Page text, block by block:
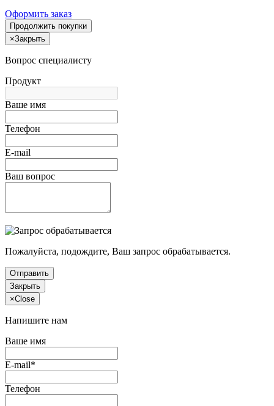
Оформить заказ
Продолжить покупки
×Закрыть
Вопрос специалисту
Продукт
Ваше имя
Телефон
E-mail
Ваш вопрос
Пожалуйста, подождите, Ваш запрос обрабатывается.
Отправить
Закрыть
×Close
Напишите нам
Ваше имя
E-mail*
Телефон